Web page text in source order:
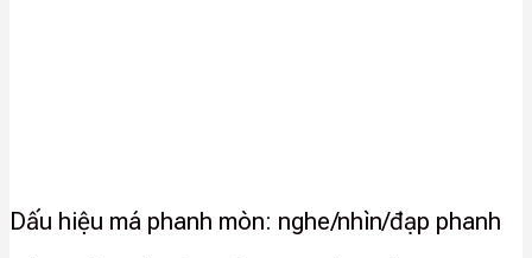
Dấu hiệu má phanh mòn: nghe/nhìn/đạp phanh